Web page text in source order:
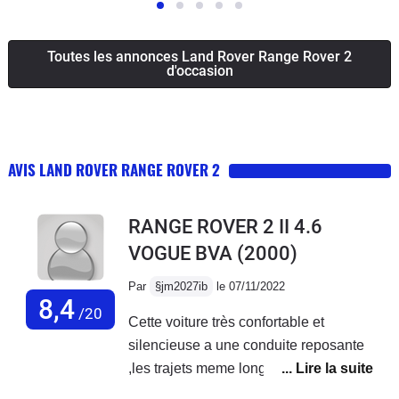
Toutes les annonces Land Rover Range Rover 2
d'occasion
AVIS LAND ROVER RANGE ROVER 2
8,4 /20
RANGE ROVER 2 II 4.6
VOGUE BVA (2000)
Par §jm2027ib le 07/11/2022
Cette voiture très confortable et
silencieuse a une conduite reposante
,les trajets meme longs ne génèrent